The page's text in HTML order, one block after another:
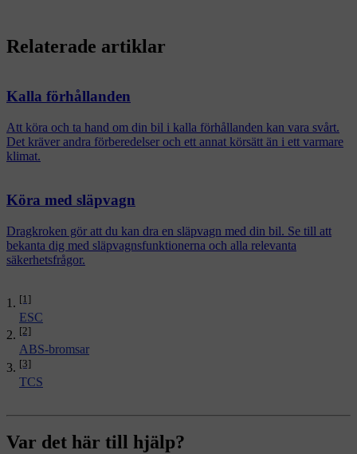
[1]
ESC
[2]
ABS-bromsar
[3]
TCS
Relaterade artiklar
Kalla förhållanden
Att köra och ta hand om din bil i kalla förhållanden kan vara svårt.
Det kräver andra förberedelser och ett annat körsätt än i ett varmare
klimat.
Köra med släpvagn
Dragkroken gör att du kan dra en släpvagn med din bil. Se till att
bekanta dig med släpvagnsfunktionerna och alla relevanta
säkerhetsfrågor.
Var det här till hjälp?